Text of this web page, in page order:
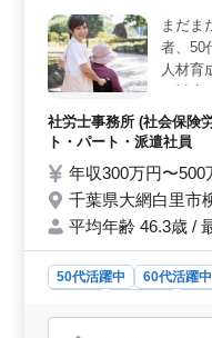
まだま
者、50
人材育
与計算
働社会
優遇◎
険完備
全額支
社労士事務所 (社会保険
ト・パート・派遣社員
年収300万円〜
千葉県大網白里市
平均年齢 46.3歳 /
50代活躍中 60代活躍中